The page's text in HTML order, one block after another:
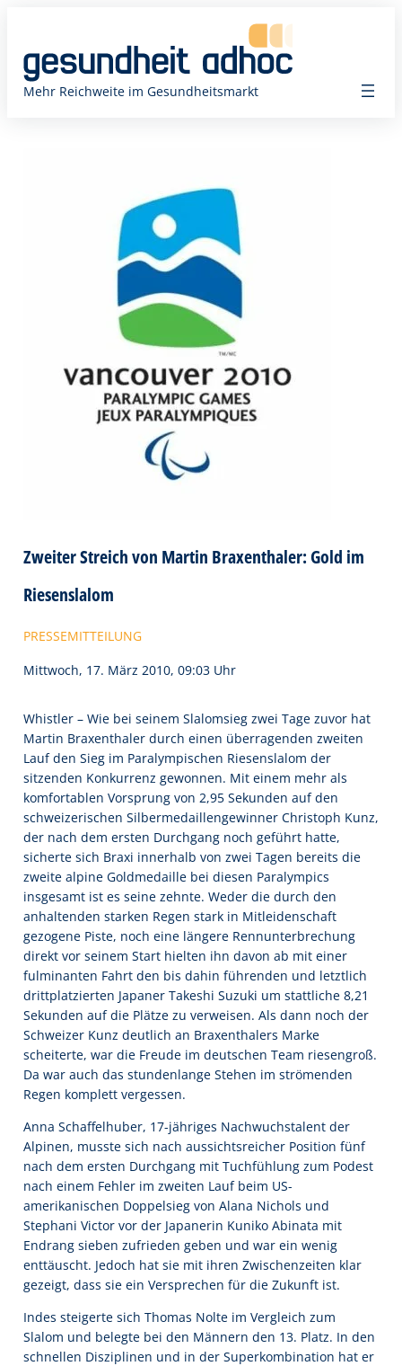
springen
Mehr Reichweite im Gesundheitsmarkt
Zweiter Streich von Martin Braxenthaler: Gold im
Riesenslalom
PRESSEMITTEILUNG
Mittwoch, 17. März 2010, 09:03 Uhr
Whistler – Wie bei seinem Slalomsieg zwei Tage zuvor hat
Martin Braxenthaler durch einen überragenden zweiten
Lauf den Sieg im Paralympischen Riesenslalom der
sitzenden Konkurrenz gewonnen. Mit einem mehr als
komfortablen Vorsprung von 2,95 Sekunden auf den
schweizerischen Silbermedaillengewinner Christoph Kunz,
der nach dem ersten Durchgang noch geführt hatte,
sicherte sich Braxi innerhalb von zwei Tagen bereits die
zweite alpine Goldmedaille bei diesen Paralympics 
insgesamt ist es seine zehnte. Weder die durch den
anhaltenden starken Regen stark in Mitleidenschaft
gezogene Piste, noch eine längere Rennunterbrechung
direkt vor seinem Start hielten ihn davon ab mit einer
fulminanten Fahrt den bis dahin führenden und letztlich
drittplatzierten Japaner Takeshi Suzuki um stattliche 8,21
Sekunden auf die Plätze zu verweisen. Als dann noch der
Schweizer Kunz deutlich an Braxenthalers Marke
scheiterte, war die Freude im deutschen Team riesengroß.
Da war auch das stundenlange Stehen im strömenden
Regen komplett vergessen.
Anna Schaffelhuber, 17-jähriges Nachwuchstalent der
Alpinen, musste sich nach aussichtsreicher Position fünf
nach dem ersten Durchgang mit Tuchfühlung zum Podest
nach einem Fehler im zweiten Lauf beim US-
amerikanischen Doppelsieg von Alana Nichols und
Stephani Victor vor der Japanerin Kuniko Abinata mit
Endrang sieben zufrieden geben und war ein wenig
enttäuscht. Jedoch hat sie mit ihren Zwischenzeiten klar
gezeigt, dass sie ein Versprechen für die Zukunft ist.
Indes steigerte sich Thomas Nolte im Vergleich zum
Slalom und belegte bei den Männern den 13. Platz. In den
schnellen Disziplinen und in der Superkombination hat er